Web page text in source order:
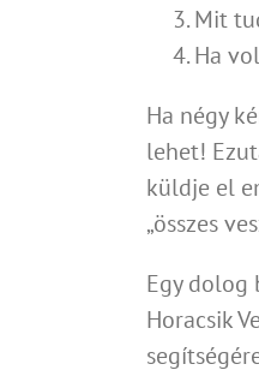
Mit
Ha
Ha négy
lehet!
küldje el
„összes
Egy dolog
Horacsik